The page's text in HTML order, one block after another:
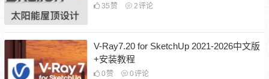
35 赞 2评论
V-Ray7.20 for SketchUp 2021-2026中文版
+安装教程
0 赞 0评论